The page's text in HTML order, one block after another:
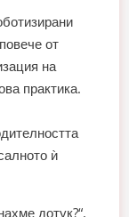
от
на
практика.
ѝ
дотук?“,